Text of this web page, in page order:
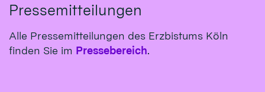
Pressemitteilungen
Alle Pressemitteilungen des Erzbistums Köln
finden Sie im Pressebereich.